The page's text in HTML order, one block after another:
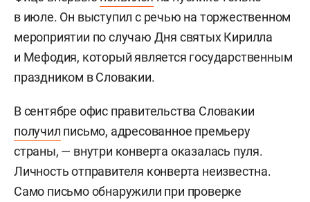
в июле. Он выступил с речью на торжественном
мероприятии по случаю Дня святых Кирилла
и Мефодия, который является государственным
праздником в Словакии.
В сентябре офис правительства Словакии
получил письмо, адресованное премьеру
страны, — внутри конверта оказалась пуля.
Личность отправителя конверта неизвестна.
Само письмо обнаружили при проверке